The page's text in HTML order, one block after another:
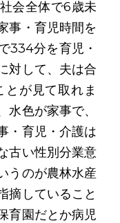
会全体で6歳未
事・育児時間を
334分を育児・
対して、夫は合
が見て取れま
色が家事で、
・育児・介護は
古い性別分業意
うのが農林水産
摘していること
育園だとか病児